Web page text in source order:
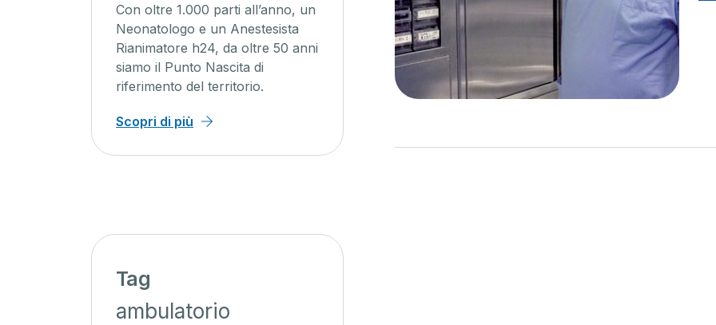
Con oltre 1.000 parti all’anno, un
Neonatologo e un Anestesista
Rianimatore h24, da oltre 50 anni
siamo il Punto Nascita di
riferimento del territorio.
Scopri di più
La cardiologia a 360°: i nostri
specialisti sono presenti sia in
ambulatorio che in reparto, ti
assistiamo dalla diagnosi alla cura
all’elettrofisiologia.
La
Tag
ambulatorio